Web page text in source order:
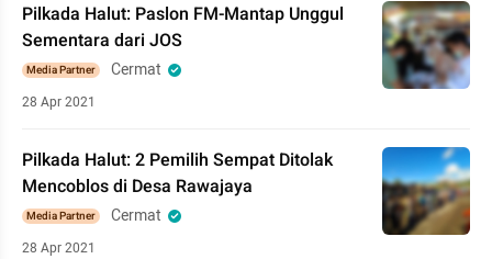
Pilkada Halut: Paslon FM-Mantap Unggul
Sementara dari JOS
Media Partner Cermat
28 Apr 2021
Pilkada Halut: 2 Pemilih Sempat Ditolak
Mencoblos di Desa Rawajaya
Media Partner Cermat
28 Apr 2021